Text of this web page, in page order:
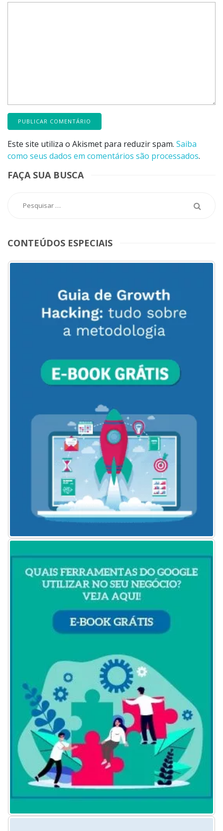
Este site utiliza o Akismet para reduzir spam. Saiba
como seus dados em comentários são processados.
FAÇA SUA BUSCA
CONTEÚDOS ESPECIAIS